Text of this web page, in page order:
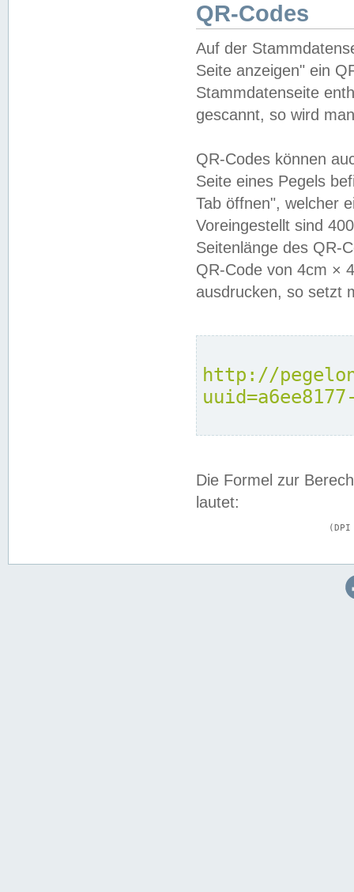
QR-Codes
Auf der
Seite anzeigen" ein
Stammdatenseite
gescannt, so wird
QR-Codes können
Seite eines Pegels
Tab öffnen", welcher
Voreingestellt sind
Seitenlänge des QR-
QR-Code von 4cm ×
ausdrucken, so setzt
http://
Die Formel zur
lautet: